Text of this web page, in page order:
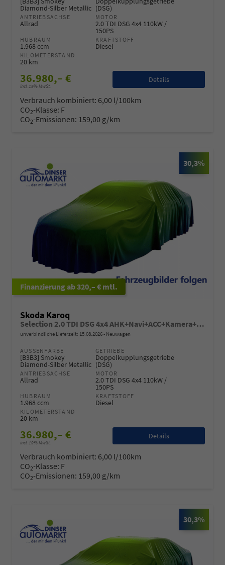
Diamond-Silber Metallic (DSG)
ANTRIEBSACHSE
Allrad
MOTOR
2.0 TDI DSG 4x4 110kW /
150PS
HUBRAUM
1.968 ccm
KRAFTSTOFF
Diesel
KILOMETERSTAND
20 km
36.980,– €
incl. 19% MwSt.
Details
Verbrauch kombiniert: 6,00 l/100km
CO2-Klasse: F
CO2-Emissionen: 159,00 g/km
30,3%
ab 320,– € mtl.
Skoda Karoq
Selection 2.0 TDI DSG 4x4 AHK+Navi+ACC+Kamera+Sitzheiz+eHeck+Chrom+Lodge+GV5
unverbindliche Lieferzeit: 15.08.2026 Neuwagen
AUSSENFARBE
[B3B3] Smokey
Diamond-Silber Metallic
GETRIEBE
Doppelkupplungsgetriebe
(DSG)
ANTRIEBSACHSE
Allrad
MOTOR
2.0 TDI DSG 4x4 110kW /
150PS
HUBRAUM
1.968 ccm
KRAFTSTOFF
Diesel
KILOMETERSTAND
20 km
36.980,– €
incl. 19% MwSt.
Details
Verbrauch kombiniert: 6,00 l/100km
CO2-Klasse: F
CO2-Emissionen: 159,00 g/km
30,3%